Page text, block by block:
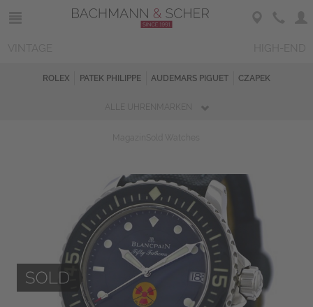
ROLEX PATEK PHILIPPE AUDEMARS PIGUET CZAPEK